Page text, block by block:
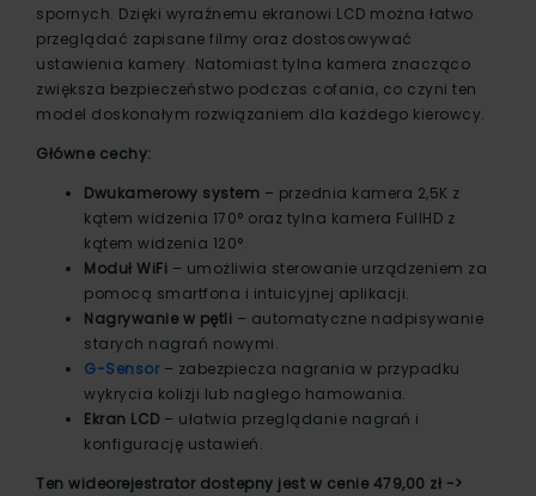
spornych. Dzięki wyraźnemu ekranowi LCD można łatwo
przeglądać zapisane filmy oraz dostosowywać
ustawienia kamery. Natomiast tylna kamera znacząco
zwiększa bezpieczeństwo podczas cofania, co czyni ten
model doskonałym rozwiązaniem dla każdego kierowcy.
Główne cechy:
Dwukamerowy system – przednia kamera 2,5K z
kątem widzenia 170° oraz tylna kamera FullHD z
kątem widzenia 120°.
Moduł WiFi – umożliwia sterowanie urządzeniem za
pomocą smartfona i intuicyjnej aplikacji.
Nagrywanie w pętli – automatyczne nadpisywanie
starych nagrań nowymi.
G-Sensor– zabezpiecza nagrania w przypadku
wykrycia kolizji lub nagłego hamowania.
Ekran LCD– ułatwia przeglądanie nagrań i
konfigurację ustawień.
Ten wideorejestrator dostepny jest w cenie 479,00 zł ->